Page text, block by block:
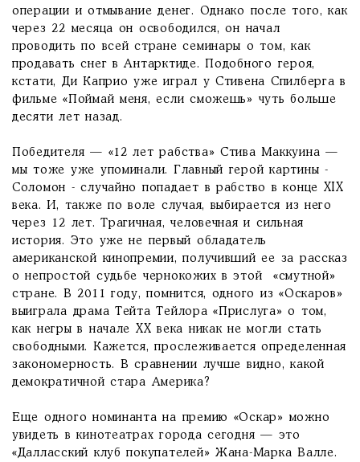
операции и отмывание денег. Однако после того, как
через 22 месяца он освободился, он начал
проводить по всей стране семинары о том, как
продавать снег в Антарктиде. Подобного героя,
кстати, Ди Каприо уже играл у Стивена Спилберга в
фильме «Поймай меня, если сможешь» чуть больше
десяти лет назад.
Победителя — «12 лет рабства» Стива Маккуина —
мы тоже уже упоминали. Главный герой картины -
Соломон - случайно попадает в рабство в конце XIX
века. И, также по воле случая, выбирается из него
через 12 лет. Трагичная, человечная и сильная
история. Это уже не первый обладатель
американской кинопремии, получивший ее за рассказ
о непростой судьбе чернокожих в этой «смутной»
стране. В 2011 году, помнится, одного из «Оскаров»
выиграла драма Тейта Тейлора «Прислуга» о том,
как негры в начале XX века никак не могли стать
свободными. Кажется, прослеживается определенная
закономерность. В сравнении лучше видно, какой
демократичной стара Америка?
Еще одного номинанта на премию «Оскар» можно
увидеть в кинотеатрах города сегодня — это
«Далласский клуб покупателей» Жана-Марка Валле.